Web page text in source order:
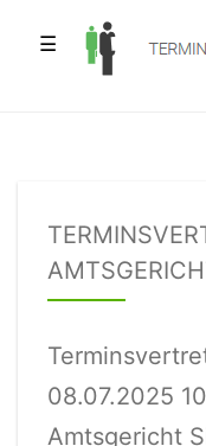
☰
08.07.2025
Amtsgericht